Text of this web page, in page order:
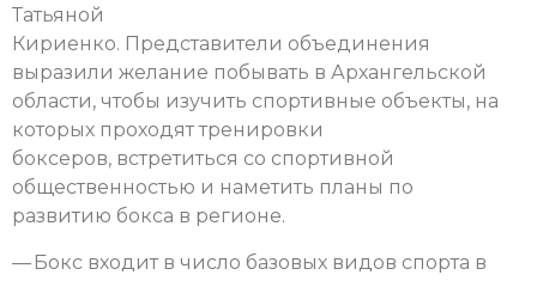
Татьяной
Кириенко. Представители объединения
выразили желание побывать в Архангельской
области, чтобы изучить спортивные объекты, на
которых проходят тренировки
боксеров, встретиться со спортивной
общественностью и наметить планы по
развитию бокса в регионе.
— Бокс входит в число базовых видов спорта в